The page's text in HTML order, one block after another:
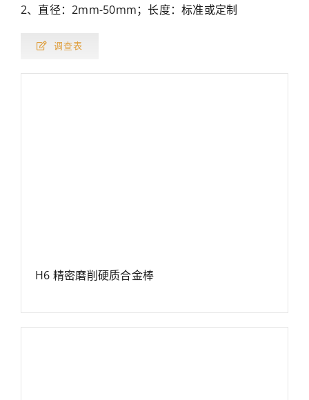
2、直径：2mm-50mm；长度：标准或定制
调查表
H6 精密磨削硬质合金棒